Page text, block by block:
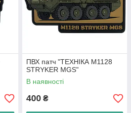
ПВХ патч "ТЕХНІКА M1128
STRYKER MGS"
В наявності
400 ₴